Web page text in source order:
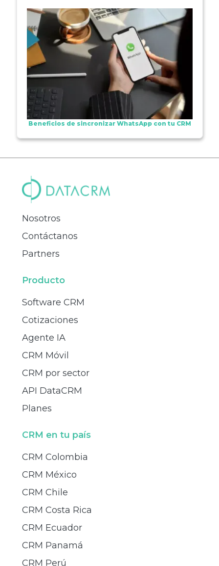
Beneficios de sincronizar WhatsApp con tu CRM
Nosotros
Contáctanos
Partners
Producto
Software CRM
Cotizaciones
Agente IA
CRM Móvil
CRM por sector
API DataCRM
Planes
CRM en tu país
CRM Colombia
CRM México
CRM Chile
CRM Costa Rica
CRM Ecuador
CRM Panamá
CRM Perú